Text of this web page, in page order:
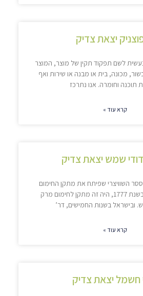
יצאת צדיק
לשם תפקוד תקין של מוצר, המוצר
מכונה, בית או מבנה או שירות ואף
תוכנה וחומרה. אנו נתרכז
קרא עוד »
שמש יצאת צדיק
השוויצרי שפיתח את מתקן החימום
הראשון מהשמש בשנת 1777, היה זה מתקן לחימום מרק
ובישראל בשנות החמישים, דר’
קרא עוד »
חשמל יצאת צדיק